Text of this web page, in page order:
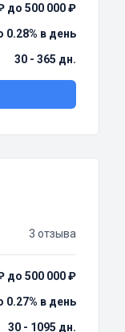
до 500 000 ₽
0.28% в день
30 - 365 дн.
3 отзыва
до 500 000 ₽
0.27% в день
30 - 1095 дн.